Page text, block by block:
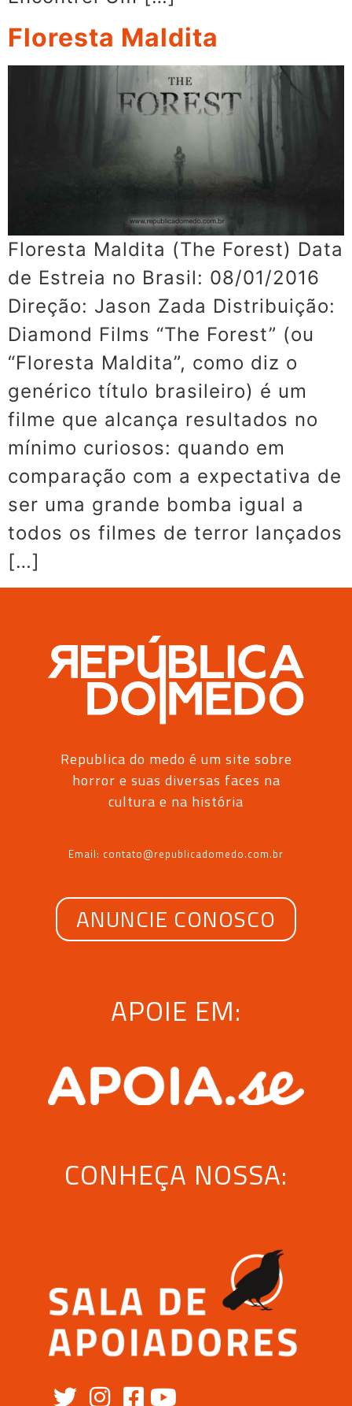
Floresta Maldita
Floresta Maldita (The Forest) Data
de Estreia no Brasil: 08/01/2016
Direção: Jason Zada Distribuição:
Diamond Films “The Forest” (ou
“Floresta Maldita”, como diz o
genérico título brasileiro) é um
filme que alcança resultados no
mínimo curiosos: quando em
comparação com a expectativa de
ser uma grande bomba igual a
todos os filmes de terror lançados
[…]
Republica do medo é um site sobre
horror e suas diversas faces na
cultura e na história
Email: contato@republicadomedo.com.br
ANUNCIE CONOSCO
APOIE EM:
CONHEÇA NOSSA: